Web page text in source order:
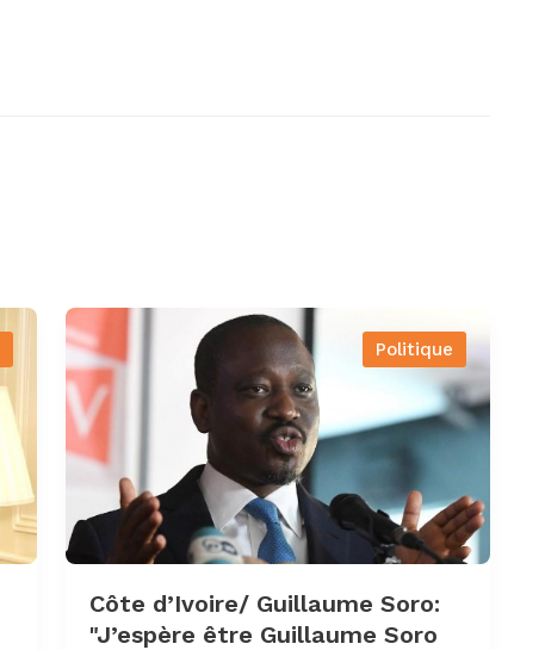
Politique
Côte d’Ivoire/ Guillaume Soro:
"J’espère être Guillaume Soro